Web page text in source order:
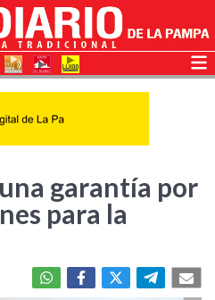
garantía por
para la